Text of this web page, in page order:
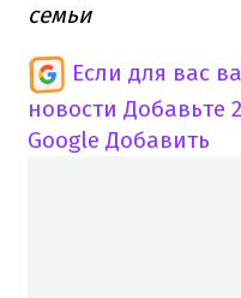
семьи
Если для вас
новости Добавьте
Google Добавить